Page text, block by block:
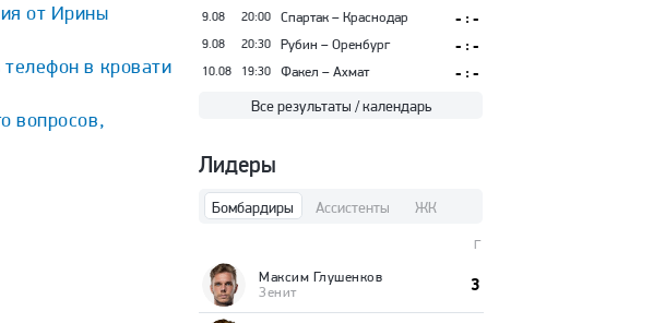
от Ирины
в кровати
вопросов,
9.08 20:00 Спартак – Краснодар - : -
9.08 20:30 Рубин – Оренбург - : -
10.08 19:30 Факел – Ахмат
- : -
Все результаты / календарь
Лидеры
Бомбардиры Ассистенты ЖК
Г
Максим Глушенков
Зенит
3